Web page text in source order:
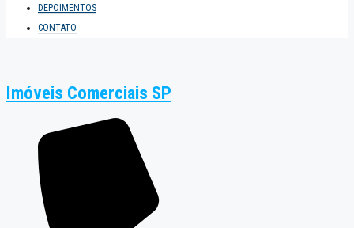
DEPOIMENTOS
CONTATO
Imóveis Comerciais SP